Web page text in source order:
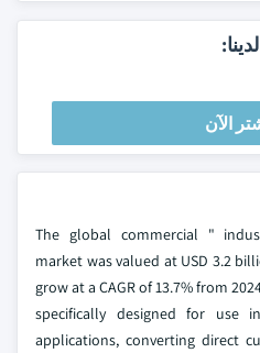
الآن
The global commercial "
market was valued at USD 3.2
grow at a CAGR of 13.7% from
specifically designed for use
applications, converting direct